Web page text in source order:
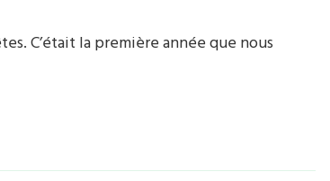
C’était la première année que nous